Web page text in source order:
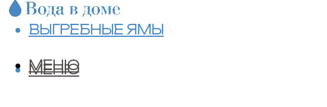
ТУАЛЕТЫ
ВЫГРЕБНЫЕ ЯМЫ
МЕНЮ
МЕНЮ